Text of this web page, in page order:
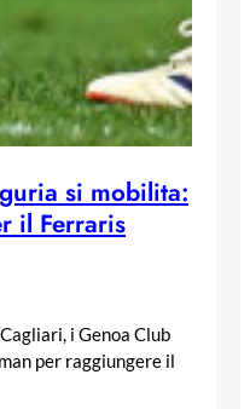
si mobilita:
il Ferraris
i Genoa Club
per raggiungere il